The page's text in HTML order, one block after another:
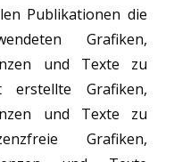
Publikationen die
Grafiken,
und Texte zu
Grafiken,
und Texte zu
Grafiken,